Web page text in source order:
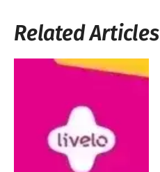
Related Articles